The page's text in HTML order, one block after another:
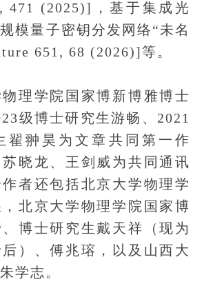
471 (2025)]，基于集成光
模量子密钥分发网络“未名
651, 68 (2026)]等。
学院国家博新博雅博士
级博士研究生游畅、2021
翟翀昊为文章共同第一作
晓龙、王剑威为共同通讯
者还包括北京大学物理学
北京大学物理学院国家博
博士研究生戴天祥（现为
）、傅兆瑢，以及山西大
学志。